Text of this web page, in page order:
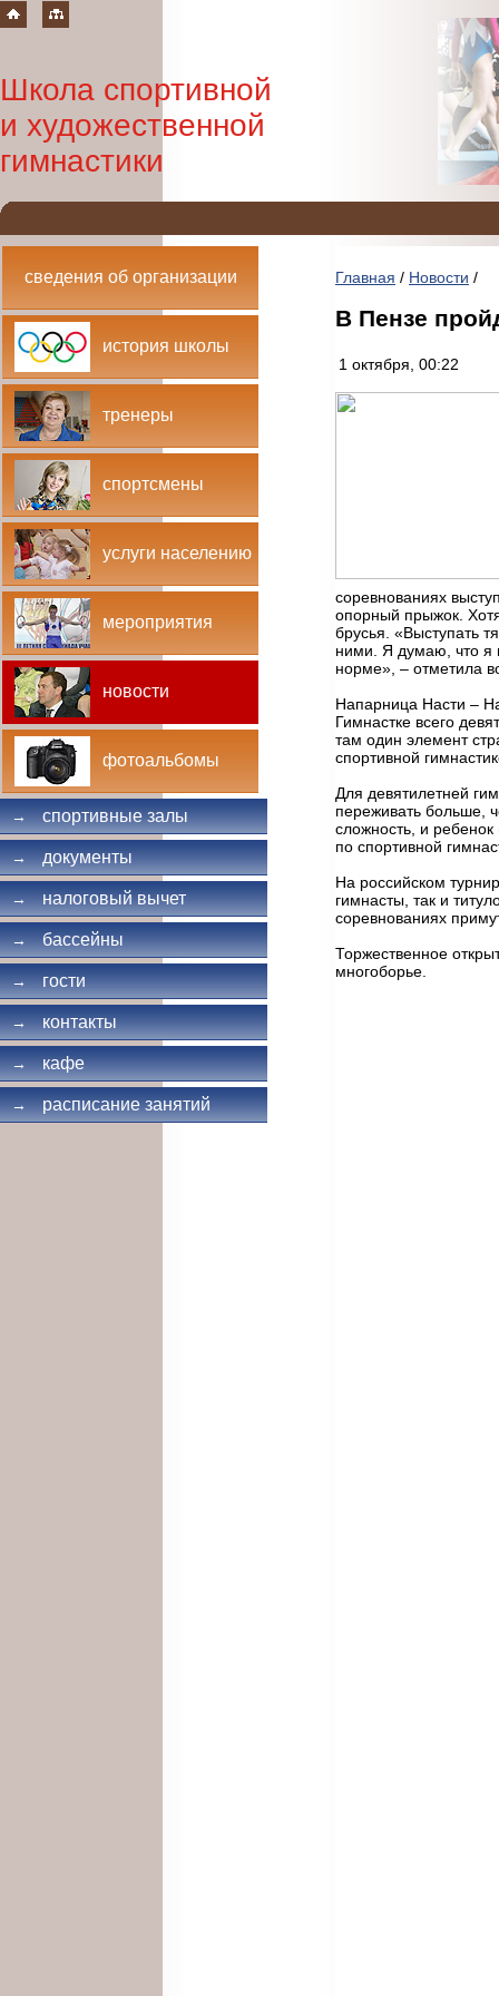
Школа спортивной
и художественной
гимнастики
сведения об организации
история школы
тренеры
спортсмены
услуги населению
мероприятия
новости
фотоальбомы
→ спортивные залы
→ документы
→ налоговый вычет
→ бассейны
→ гости
→ контакты
→ кафе
→ расписание занятий
Главная / Новости /
В Пензе
1 октября, 00:22
соревнованиях
опорный прыжок.
брусья. «Выступать
ними. Я думаю, что я
норме», – отметила
Напарница Насти –
Гимнастке всего
там один элемент
спортивной
Для девятилетней
переживать больше,
сложность, и
по спортивной
На российском
гимнасты, так и
соревнованиях
Торжественное
многоборье.